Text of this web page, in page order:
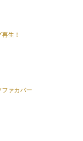
生！
ファカバー